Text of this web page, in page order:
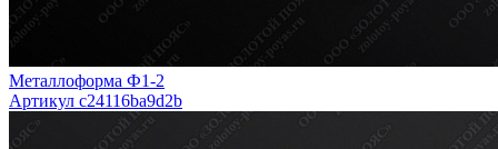
Металлоформа Ф1-2
Артикул c24116ba9d2b